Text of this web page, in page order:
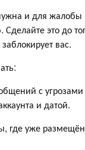
и для
это до
вас.
с
и датой.
где уже